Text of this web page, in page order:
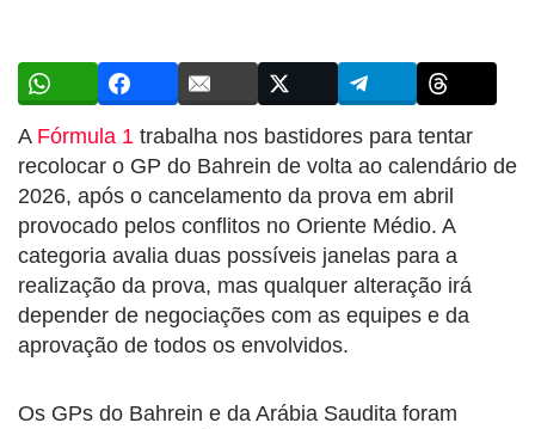
A Fórmula 1 trabalha nos bastidores para tentar
recolocar o GP do Bahrein de volta ao calendário de
2026, após o cancelamento da prova em abril
provocado pelos conflitos no Oriente Médio. A
categoria avalia duas possíveis janelas para a
realização da prova, mas qualquer alteração irá
depender de negociações com as equipes e da
aprovação de todos os envolvidos.
Os GPs do Bahrein e da Arábia Saudita foram